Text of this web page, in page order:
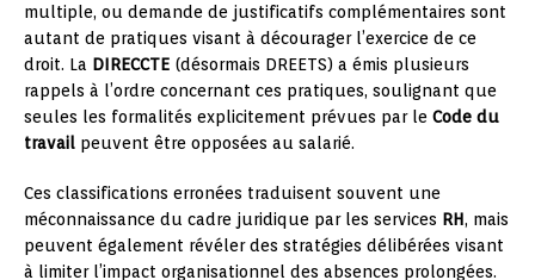
multiple, ou demande de justificatifs complémentaires sont
autant de pratiques visant à décourager l’exercice de ce
droit. La DIRECCTE (désormais DREETS) a émis plusieurs
rappels à l’ordre concernant ces pratiques, soulignant que
seules les formalités explicitement prévues par le Code du
travail peuvent être opposées au salarié.
Ces classifications erronées traduisent souvent une
méconnaissance du cadre juridique par les services RH, mais
peuvent également révéler des stratégies délibérées visant
à limiter l’impact organisationnel des absences prolongées.